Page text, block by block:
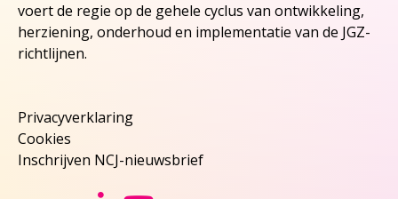
voert de regie op de gehele cyclus van ontwikkeling,
herziening, onderhoud en implementatie van de JGZ-
richtlijnen.
Privacyverklaring
Cookies
Inschrijven NCJ-nieuwsbrief